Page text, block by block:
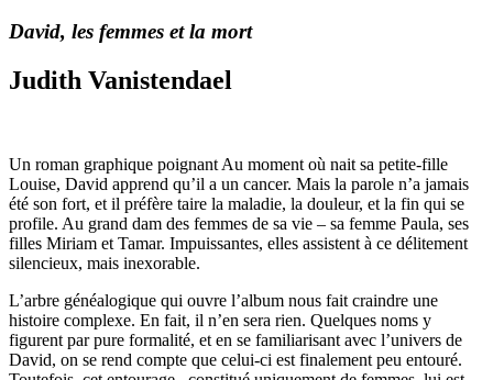
David, les femmes et la mort
Judith Vanistendael
Un roman graphique poignant Au moment où nait sa petite-fille
Louise, David apprend qu’il a un cancer. Mais la parole n’a jamais
été son fort, et il préfère taire la maladie, la douleur, et la fin qui se
profile. Au grand dam des femmes de sa vie – sa femme Paula, ses
filles Miriam et Tamar. Impuissantes, elles assistent à ce délitement
silencieux, mais inexorable.
L’arbre généalogique qui ouvre l’album nous fait craindre une
histoire complexe. En fait, il n’en sera rien. Quelques noms y
figurent par pure formalité, et en se familiarisant avec l’univers de
David, on se rend compte que celui-ci est finalement peu entouré.